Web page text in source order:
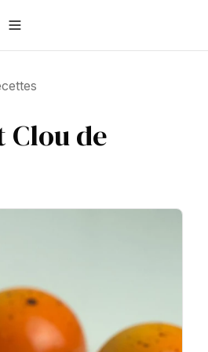
Toggle menu
Clou de